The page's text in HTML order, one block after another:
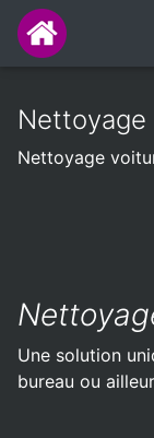
Nettoyage
Une solution
bureau ou